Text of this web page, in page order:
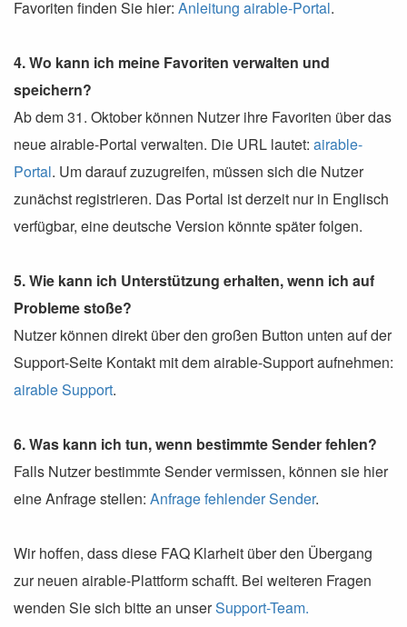
Favoriten finden Sie hier: Anleitung airable-Portal.
4. Wo kann ich meine Favoriten verwalten und
speichern?
Ab dem 31. Oktober können Nutzer ihre Favoriten über das
neue airable-Portal verwalten. Die URL lautet: airable-
Portal. Um darauf zuzugreifen, müssen sich die Nutzer
zunächst registrieren. Das Portal ist derzeit nur in Englisch
verfügbar, eine deutsche Version könnte später folgen.
5. Wie kann ich Unterstützung erhalten, wenn ich auf
Probleme stoße?
Nutzer können direkt über den großen Button unten auf der
Support-Seite Kontakt mit dem airable-Support aufnehmen:
airable Support.
6. Was kann ich tun, wenn bestimmte Sender fehlen?
Falls Nutzer bestimmte Sender vermissen, können sie hier
eine Anfrage stellen: Anfrage fehlender Sender.
Wir hoffen, dass diese FAQ Klarheit über den Übergang
zur neuen airable-Plattform schafft. Bei weiteren Fragen
wenden Sie sich bitte an unserSupport-Team.